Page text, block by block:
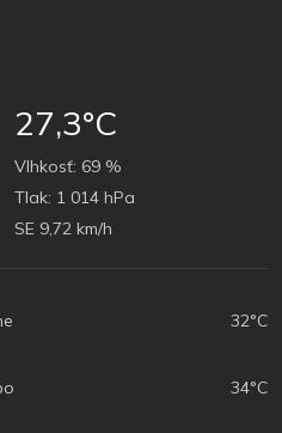
27,3°C
Vlhkosť: 69 %
Tlak: 1 014 hPa
SE 9,72 km/h
32°C
34°C